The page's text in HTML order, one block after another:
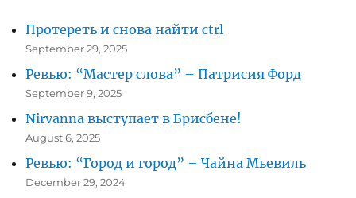
Протереть и снова найти ctrl
September 29, 2025
Ревью: “Мастер слова” – Патрисия Форд
September 9, 2025
Nirvanna выступает в Брисбене!
August 6, 2025
Ревью: “Город и город” – Чайна Мьевиль
December 29, 2024